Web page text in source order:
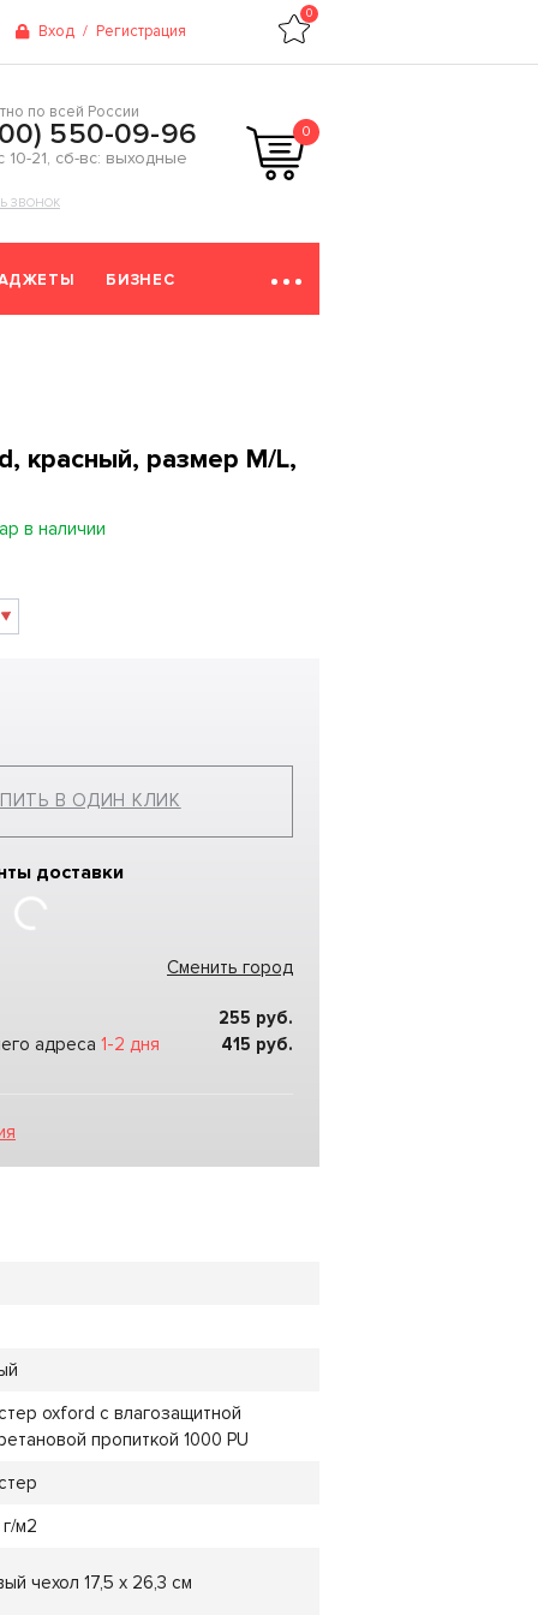
Вход / Регистрация
0
по всей России
550-09-96
10-21, сб-вс: выходные
ЗВОНОК
0
БИЗНЕС
красный, размер M/L,
в наличии
В ОДИН КЛИК
доставки
Сменить город
255 руб.
адреса 1-2 дня 415 руб.
oxford с влагозащитной
пропиткой 1000 PU
м2
чехол 17,5 х 26,3 см